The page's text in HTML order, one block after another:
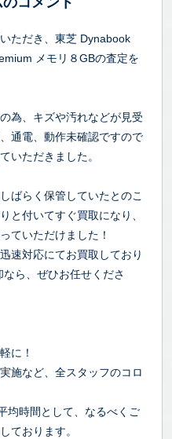
ただき、東芝 Dynabook
メモリ８GBの査定を
為、キズや汚れなどが見受
通電、動作未確認ですので
いただきました。
ばらく保管していたとのこ
と付いてすぐ買取になり、
ていただけました！
速対応にてお買取しており
ら、ぜひお任せくださ
に！
施など、全スタッフのコロ
均時間として、なるべくご
ております。